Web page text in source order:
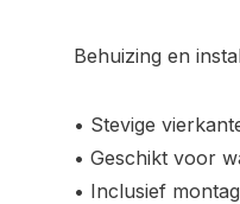
Behuizing en
• Stevige
• Geschikt voor
• Inclusief